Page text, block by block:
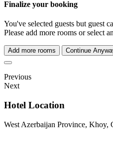
Finalize your booking
You've selected guests but guest
Please add more rooms or select
Add more rooms Continue
Previous
Next
Hotel Location
West Azerbaijan Province,